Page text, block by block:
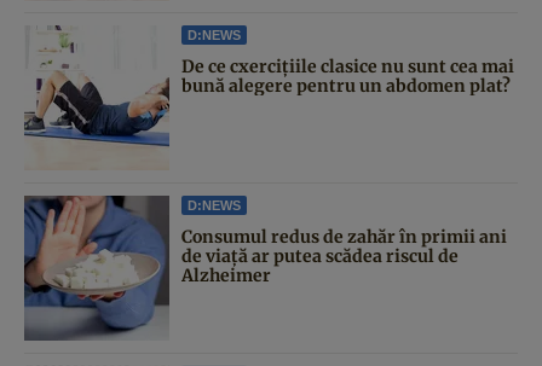
D:NEWS
De ce cxercițiile clasice nu sunt cea mai
bună alegere pentru un abdomen plat?
D:NEWS
Consumul redus de zahăr în primii ani
de viață ar putea scădea riscul de
Alzheimer